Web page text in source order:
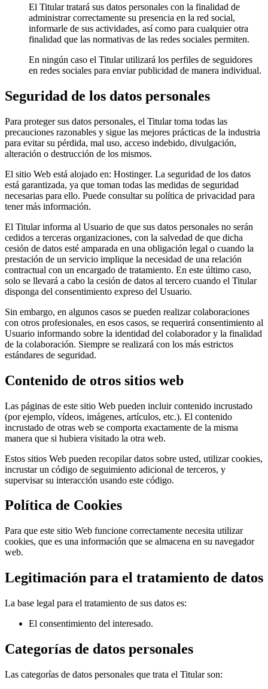
El Titular tratará sus datos personales con la finalidad de
administrar correctamente su presencia en la red social,
informarle de sus actividades, así como para cualquier otra
finalidad que las normativas de las redes sociales permiten.
En ningún caso el Titular utilizará los perfiles de seguidores
en redes sociales para enviar publicidad de manera individual.
Seguridad de los datos personales
Para proteger sus datos personales, el Titular toma todas las
precauciones razonables y sigue las mejores prácticas de la industria
para evitar su pérdida, mal uso, acceso indebido, divulgación,
alteración o destrucción de los mismos.
El sitio Web está alojado en: Hostinger. La seguridad de los datos
está garantizada, ya que toman todas las medidas de seguridad
necesarias para ello. Puede consultar su política de privacidad para
tener más información.
El Titular informa al Usuario de que sus datos personales no serán
cedidos a terceras organizaciones, con la salvedad de que dicha
cesión de datos esté amparada en una obligación legal o cuando la
prestación de un servicio implique la necesidad de una relación
contractual con un encargado de tratamiento. En este último caso,
solo se llevará a cabo la cesión de datos al tercero cuando el Titular
disponga del consentimiento expreso del Usuario.
Sin embargo, en algunos casos se pueden realizar colaboraciones
con otros profesionales, en esos casos, se requerirá consentimiento al
Usuario informando sobre la identidad del colaborador y la finalidad
de la colaboración. Siempre se realizará con los más estrictos
estándares de seguridad.
Contenido de otros sitios web
Las páginas de este sitio Web pueden incluir contenido incrustado
(por ejemplo, vídeos, imágenes, artículos, etc.). El contenido
incrustado de otras web se comporta exactamente de la misma
manera que si hubiera visitado la otra web.
Estos sitios Web pueden recopilar datos sobre usted, utilizar cookies,
incrustar un código de seguimiento adicional de terceros, y
supervisar su interacción usando este código.
Política de Cookies
Para que este sitio Web funcione correctamente necesita utilizar
cookies, que es una información que se almacena en su navegador
web.
Legitimación para el tratamiento de datos
La base legal para el tratamiento de sus datos es:
El consentimiento del interesado.
Categorías de datos personales
Las categorías de datos personales que trata el Titular son: